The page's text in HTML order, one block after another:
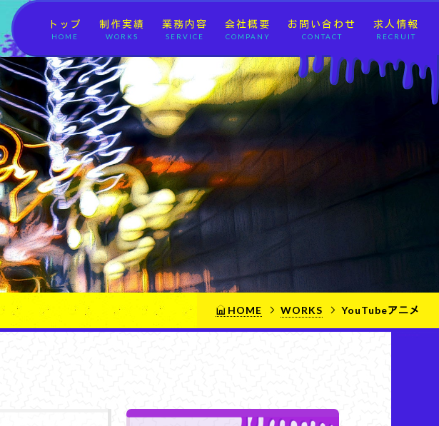
トップ
HOME
制作実績
WORKS
業務内容
SERVICE
会社概要
COMPANY
お問い合わせ
CONTACT
求人情報
RECRUIT
HOME WORKS YouTubeアニメ